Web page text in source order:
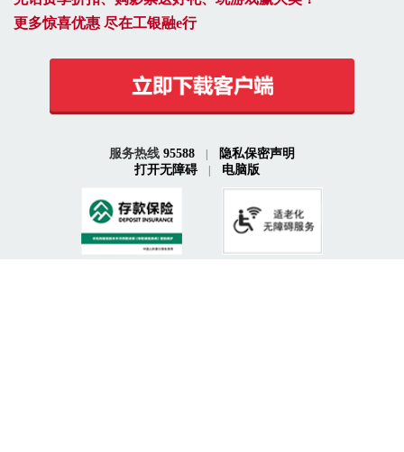
全面升级
为了给用户提供更为优质的体验与服
务，工行整合手机银行与网上银行（含直销银行）
为“融e行”。
我们进行了全面升级，升级为“智服
现不一样的工行，让您尽享“智·惠”新生活！
服务升级：实现了客户开放（他行用户可注册）、
更多惊喜优惠 尽在工银融e行
服务热线 95588 |
隐私保密声明
打开无障碍| 电脑版